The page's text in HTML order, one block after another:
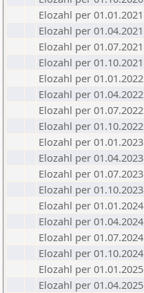
Elozahl per 01.01.2021
Elozahl per 01.04.2021
Elozahl per 01.07.2021
Elozahl per 01.10.2021
Elozahl per 01.01.2022
Elozahl per 01.04.2022
Elozahl per 01.07.2022
Elozahl per 01.10.2022
Elozahl per 01.01.2023
Elozahl per 01.04.2023
Elozahl per 01.07.2023
Elozahl per 01.10.2023
Elozahl per 01.01.2024
Elozahl per 01.04.2024
Elozahl per 01.07.2024
Elozahl per 01.10.2024
Elozahl per 01.01.2025
Elozahl per 01.04.2025